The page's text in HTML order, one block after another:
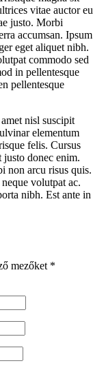
vitae auctor eu
justo. Morbi
accumsan. Ipsum
eget aliquet nibh.
commodo sed
in pellentesque
pellentesque
nisl suscipit
elementum
felis. Cursus
justo donec enim.
non arcu risus quis.
volutpat ac.
nibh. Est ante in
mezőket *